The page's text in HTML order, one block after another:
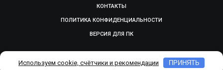
КОНТАКТЫ
ПОЛИТИКА КОНФИДЕНЦИАЛЬНОСТИ
ВЕРСИЯ ДЛЯ ПК
© 2009-2026, SMOLGAZETA.RU. СДЕЛАНО ВADEPTUM
Используем cookie, счётчики и рекомендации ПРИНЯТЬ